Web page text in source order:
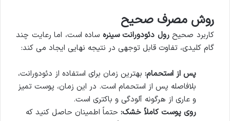
روش مصرف صحیح
کاربرد صحیحرول دئودورانت سینره ساده است، اما رعایت چند
گام کلیدی، تفاوت قابل توجهی در نتیجه نهایی ایجاد می کند:
پس از استحمام: بهترین زمان برای استفاده از دئودورانت،
بلافاصله پس از استحمام است. در این زمان، پوست تمیز
و عاری از هرگونه آلودگی و باکتری است.
روی پوست کاملاً خشک: حتماً اطمینان حاصل کنید که